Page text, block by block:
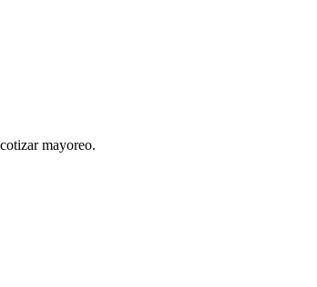
mayoreo.